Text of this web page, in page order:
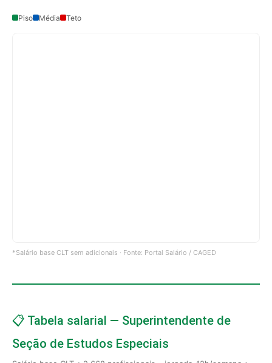
Piso Média Teto
*Salário base CLT sem adicionais · Fonte: Portal Salário / CAGED
📋 Tabela salarial — Superintendente de
Seção de Estudos Especiais